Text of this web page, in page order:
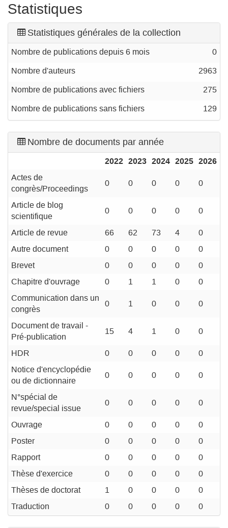
Statistiques
Statistiques générales de la collection
Nombre de publications depuis 6 mois 0
Nombre d'auteurs 2963
Nombre de publications avec fichiers 275
Nombre de publications sans fichiers 129
Nombre de documents par année
2022 2023 2024 2025 2026
Actes de
congrès/Proceedings
0 0 0 0 0
Article de blog
scientifique
0 0 0 0 0
Article de revue 66 62 73 4
0
Autre document
0 0 0 0
0
Brevet
0 0 0 0
0
Chapitre d'ouvrage
0 1 1 0
0
Communication dans un
congrès
0 1 0 0 0
Document de travail -
Pré-publication
15 4 1 0 0
HDR 0 0 0 0
0
Notice d'encyclopédie
ou de dictionnaire
0 0 0 0 0
N°spécial de
revue/special issue
0 0 0 0 0
Ouvrage 0 0 0 0
0
Poster
0 0 0 0
0
Rapport
0 0 0 0
0
Thèse d'exercice
0 0 0 0
0
Thèses de doctorat
1 0 0 0
0
Traduction
0 0 0 0 0